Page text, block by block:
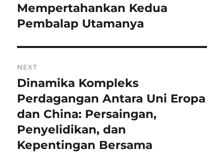
post:
Mempertahankan Kedua
Pembalap Utamanya
NEXT
Next
post:
Dinamika Kompleks
Perdagangan Antara Uni Eropa
dan China: Persaingan,
Penyelidikan, dan
Kepentingan Bersama